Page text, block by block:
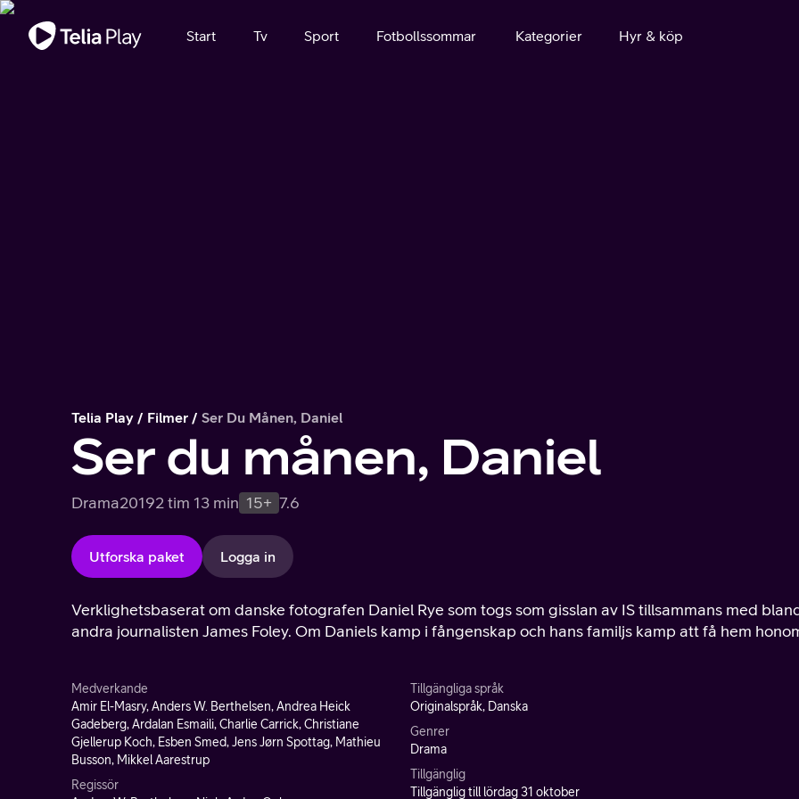
Viktigt meddelande
Start Tv Sport Fotbollssommar Kategorier Hyr & köp
Telia Play Filmer Ser Du Månen, Daniel
Ser du månen, Daniel
Drama20192 tim 13 min 15+ 7.6
Utforska paket Logga in
Verklighetsbaserat om danske fotografen Daniel Rye som togs som gisslan av IS tillsammans med
andra journalisten James Foley. Om Daniels kamp i fångenskap och hans familjs kamp att få hem
Medverkande
Amir El-Masry, Anders W. Berthelsen, Andrea Heick
Gadeberg, Ardalan Esmaili, Charlie Carrick, Christiane
Gjellerup Koch, Esben Smed, Jens Jørn Spottag, Mathieu
Busson, Mikkel Aarestrup
Regissör
Tillgängliga språk
Originalspråk, Danska
Genrer
Drama
Tillgänglig
Tillgänglig till lördag 31 oktober